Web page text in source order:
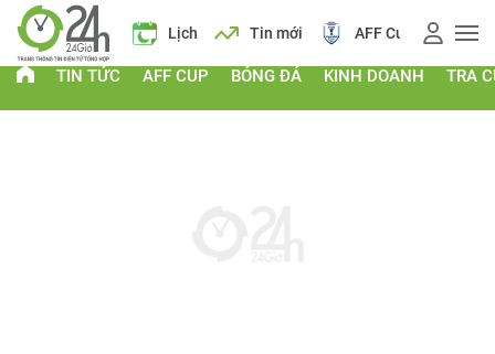
vàng Lịch Tin mới AFF Cup Điểm chuẩn 2026
TIN TỨC AFF CUP BÓNG ĐÁ KINH DOANH TRA